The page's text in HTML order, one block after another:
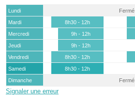
Lundi
Fermé
Mardi
8h30 - 12h
Mercredi
9h - 12h
Jeudi
9h - 12h
Vendredi
8h30 - 12h
Samedi
8h30 - 12h
Dimanche
Fermé
Signaler une erreur